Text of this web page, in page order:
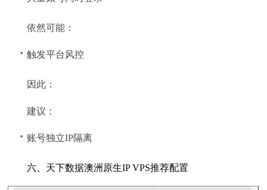
依然可能：
触发平台风控
因此：
建议：
账号独立IP隔离
六、天下数据澳洲原生IP VPS推荐配置